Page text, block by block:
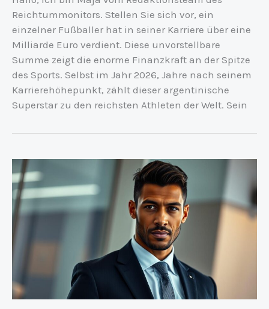
Reichtummonitors. Stellen Sie sich vor, ein
einzelner Fußballer hat in seiner Karriere über eine
Milliarde Euro verdient. Diese unvorstellbare
Summe zeigt die enorme Finanzkraft an der Spitze
des Sports. Selbst im Jahr 2026, Jahre nach seinem
Karrierehöhepunkt, zählt dieser argentinische
Superstar zu den reichsten Athleten der Welt. Sein